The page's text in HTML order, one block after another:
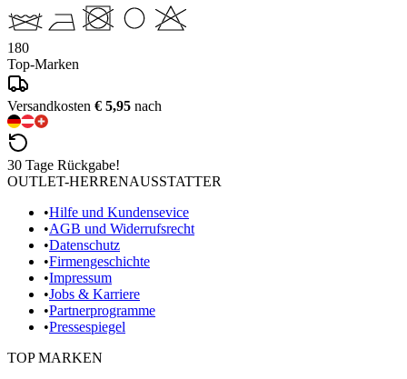
180
Top-Marken
Versandkosten € 5,95 nach
30 Tage Rückgabe!
OUTLET-HERRENAUSSTATTER
•Hilfe und Kundensevice
•AGB und Widerrufsrecht
•Datenschutz
•Firmengeschichte
•Impressum
•Jobs & Karriere
•Partnerprogramme
•Pressespiegel
TOP MARKEN